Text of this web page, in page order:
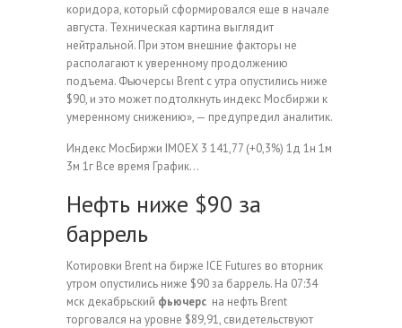
коридора, который сформировался еще в начале
августа. Техническая картина выглядит
нейтральной. При этом внешние факторы не
располагают к уверенному продолжению
подъема. Фьючерсы Brent с утра опустились ниже
$90, и это может подтолкнуть индекс Мосбиржи к
умеренному снижению», — предупредил аналитик.
Индекс МосБиржи IMOEX 3 141,77 (+0,3%) 1д 1н 1м
3м 1г Все время График…
Нефть ниже $90 за
баррель
Котировки Brent на бирже ICE Futures во вторник
утром опустились ниже $90 за баррель. На 07:34
мск декабрьский фьючерс на нефть Brent
торговался на уровне $89,91, свидетельствуют